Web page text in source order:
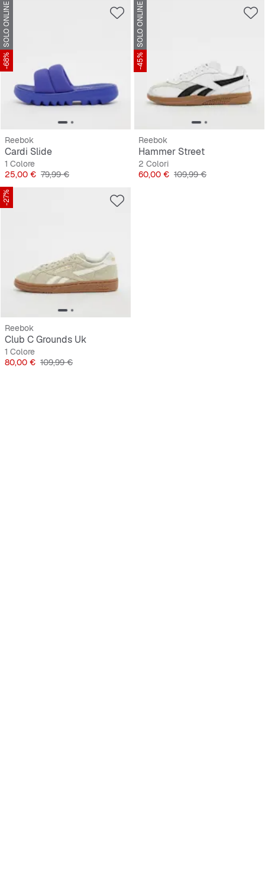
SOLO ONLINE
-68%
Reebok
Cardi Slide
1 Colore
Prezzo
25,00 € Prezzo originale
79,99 €
SOLO ONLINE
-45%
Reebok
Hammer Street
2 Colori
Prezzo
60,00 € Prezzo originale
109,99 €
-27%
Reebok
Club C Grounds Uk
1 Colore
Prezzo
80,00 € Prezzo originale
109,99 €